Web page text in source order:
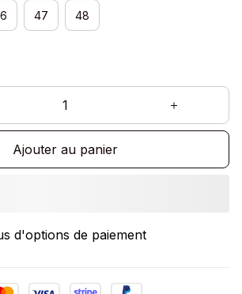
47 48
Ajouter au panier
d'options de paiement